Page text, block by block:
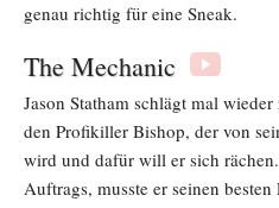
genau richtig für eine Sneak.
The Mechanic
Jason Statham schlägt mal
den Profikiller Bishop, der von
wird und dafür will er sich
Auftrags, musste er seinen